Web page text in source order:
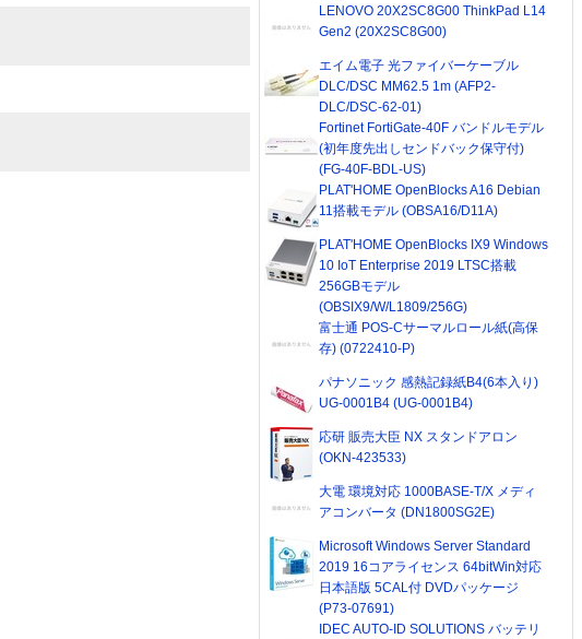
LENOVO 20X2SC8G00 ThinkPad L14
Gen2 (20X2SC8G00)
エイム電子 光ファイバーケーブル
DLC/DSC MM62.5 1m (AFP2-
DLC/DSC-62-01)
Fortinet FortiGate-40F バンドルモデル
(初年度先出しセンドバック保守付)
(FG-40F-BDL-US)
PLAT'HOME OpenBlocks A16 Debian
11搭載モデル (OBSA16/D11A)
PLAT'HOME OpenBlocks IX9 Windows
10 IoT Enterprise 2019 LTSC搭載
256GBモデル
(OBSIX9/W/L1809/256G)
富士通 POS-Cサーマルロール紙(高保
存) (0722410-P)
パナソニック 感熱記録紙B4(6本入り)
UG-0001B4 (UG-0001B4)
応研 販売大臣 NX スタンドアロン
(OKN-423533)
大電 環境対応 1000BASE-T/X メディ
アコンバータ (DN1800SG2E)
Microsoft Windows Server Standard
2019 16コアライセンス 64bitWin対応
日本語版 5CAL付 DVDパッケージ
(P73-07691)
IDEC AUTO-ID SOLUTIONS バッテリ